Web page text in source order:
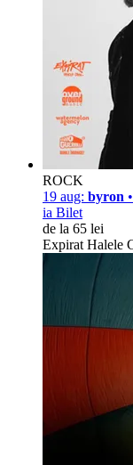
ROCK
19 aug: byron
ia Bilet
de la 65 lei
Expirat Halele